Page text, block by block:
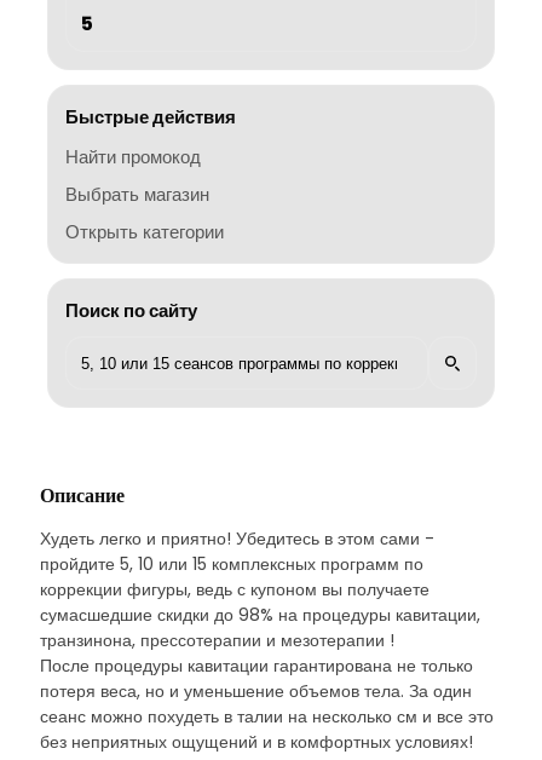
5
Быстрые действия
Найти промокод
Выбрать магазин
Открыть категории
Поиск по сайту
Описание
Худеть легко и приятно! Убедитесь в этом сами -
пройдите 5, 10 или 15 комплексных программ по
коррекции фигуры, ведь с купоном вы получаете
сумасшедшие скидки до 98% на процедуры кавитации,
транзинона, прессотерапии и мезотерапии !
После процедуры кавитации гарантирована не только
потеря веса, но и уменьшение объемов тела. За один
сеанс можно похудеть в талии на несколько см и все это
без неприятных ощущений и в комфортных условиях!